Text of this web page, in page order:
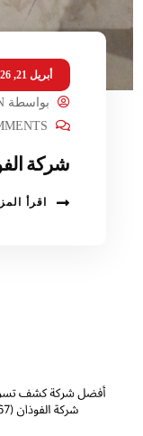
أبريل 21, 2026
بواسطة
شركة
اقرأ